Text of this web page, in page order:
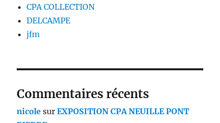
CPA COLLECTION
DELCAMPE
jfm
Commentaires récents
nicole surEXPOSITION CPA NEUILLE PONT